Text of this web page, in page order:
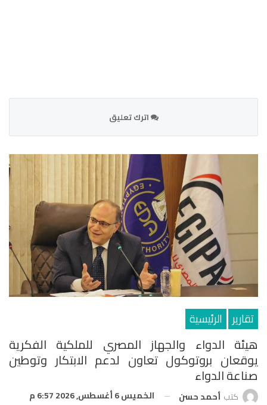
اترك تعليق
تقارير الرئيسية
هيئة الدواء والجهاز المصري للملكية الفكرية
يوقعان بروتوكول تعاون لدعم الابتكار وتوطين
صناعة الدواء
كتب أحمد حسن الخميس 6 أغسطس, 2026 6:57 م